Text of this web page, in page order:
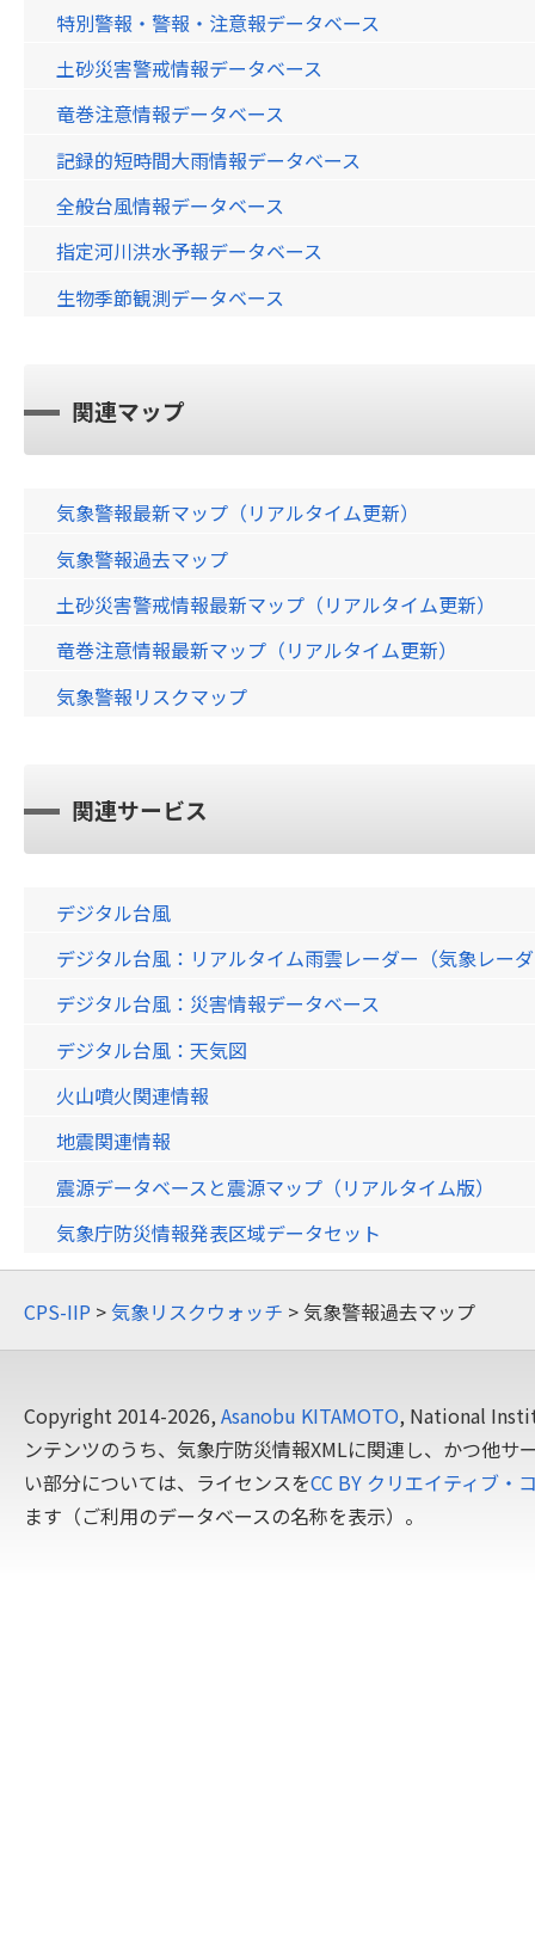
特別警報・警報・注意報データベース
土砂災害警戒情報データベース
竜巻注意情報データベース
記録的短時間大雨情報データベース
全般台風情報データベース
指定河川洪水予報データベース
生物季節観測データベース
関連マップ
気象警報最新マップ（リアルタイム更新）
気象警報過去マップ
土砂災害警戒情報最新マップ（リアルタイム更新）
竜巻注意情報最新マップ（リアルタイム更新）
気象警報リスクマップ
関連サービス
デジタル台風
デジタル台風：リアルタイム雨雲レーダー（気象レー
デジタル台風：災害情報データベース
デジタル台風：天気図
火山噴火関連情報
地震関連情報
震源データベースと震源マップ（リアルタイム版）
気象庁防災情報発表区域データセット
CPS-IIP >気象リスクウォッチ > 気象警報過去マップ
Copyright 2014-2026, Asanobu KITAMOTO, National
ンテンツのうち、気象庁防災情報XMLに関連し、かつ他サ
い部分については、ライセンスをCC BY クリエイティブ・
ます（ご利用のデータベースの名称を表示）。